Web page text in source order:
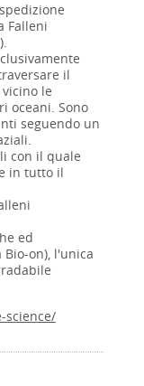
Falleni
).
il
le
oceani. Sono
seguendo un
con il quale
in tutto il
ed
on), l'unica
science/